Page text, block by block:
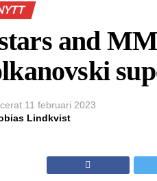
and
11 februari 2023
Lindkvist